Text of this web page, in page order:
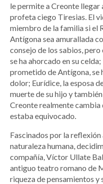
le permite a Creonte llegar
profeta ciego Tiresias. El
miembro de la familia si el
Antígona sea amurallada
consejo de los sabios,
se ha ahorcado en su
prometido de Antígona, se
dolor; Eurídice, la esposa
muerte de su hijo y
Creonte realmente cambia
estaba equivocado.
Fascinados por la
naturaleza humana,
compañía, Víctor Ullate
antiguo teatro romano de
riqueza de pensamientos